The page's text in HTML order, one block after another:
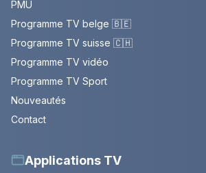
PMU
Programme TV belge 🇧🇪
Programme TV suisse 🇨🇭
Programme TV vidéo
Programme TV Sport
Nouveautés
Contact
Applications TV